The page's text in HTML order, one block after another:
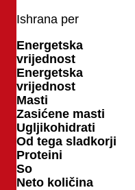
Ishrana per
Energetska
vrijednost
Energetska
vrijednost
Masti
Zasićene masti
Ugljikohidrati
Od tega sladkorji
Proteini
So
Neto količina